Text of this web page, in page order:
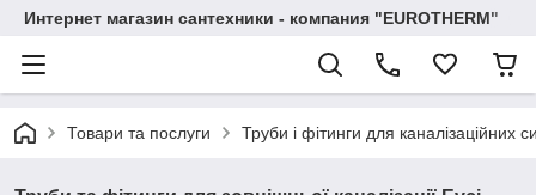
Интернет магазин сантехники - компания "EUROTHERM"
Товари та послуги Труби і фітинги для каналізаційних